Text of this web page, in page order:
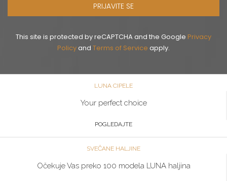
PRIJAVITE SE
This site is protected by reCAPTCHA and the Google Privacy
Policyand Terms of Service apply.
LUNA CIPELE
Your perfect choice
POGLEDAJTE
SVEČANE HALJINE
Očekuje Vas preko 100 modela LUNA haljina